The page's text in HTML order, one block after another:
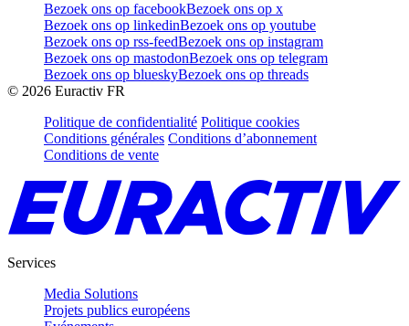
Bezoek ons op facebookBezoek ons op x
Bezoek ons op linkedinBezoek ons op youtube
Bezoek ons op rss-feedBezoek ons op instagram
Bezoek ons op mastodonBezoek ons op telegram
Bezoek ons op blueskyBezoek ons op threads
© 2026 Euractiv FR
Politique de confidentialité Politique cookies
Conditions générales Conditions d’abonnement
Conditions de vente
Services
Media Solutions
Projets publics européens